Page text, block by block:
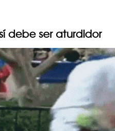
debe ser aturdidor